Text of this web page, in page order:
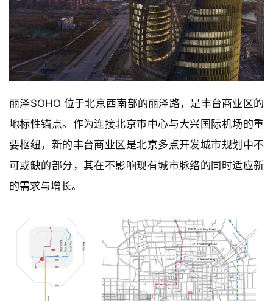
丽泽SOHO 位于北京西南部的丽泽路，是丰台商业区的
地标性锚点。作为连接北京市中心与大兴国际机场的重
要枢纽，新的丰台商业区是北京多点开发城市规划中不
可或缺的部分，其在不影响现有城市脉络的同时适应新
的需求与增长。